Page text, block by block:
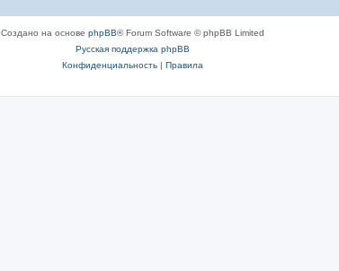
Создано на основе phpBB® Forum Software © phpBB Limited
Русская поддержка phpBB
Конфиденциальность| Правила